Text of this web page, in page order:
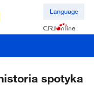
Language
spotyka